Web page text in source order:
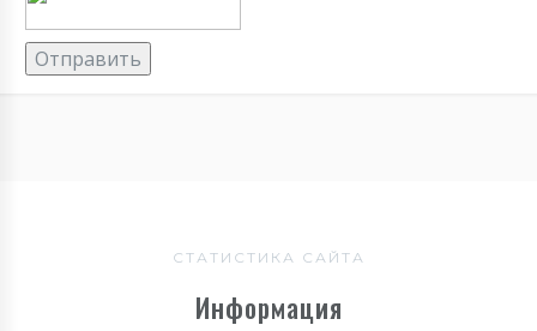
СТАТИСТИКА САЙТА
Информация